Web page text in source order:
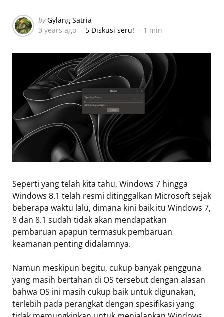
Posted
by
by Gylang Satria
3 years ago
5 Diskusi seru! 1 min
Seperti yang telah kita tahu, Windows 7 hingga
Windows 8.1 telah resmi ditinggalkan Microsoft sejak
beberapa waktu lalu, dimana kini baik itu Windows 7,
8 dan 8.1 sudah tidak akan mendapatkan
pembaruan apapun termasuk pembaruan
keamanan penting didalamnya.
Namun meskipun begitu, cukup banyak pengguna
yang masih bertahan di OS tersebut dengan alasan
bahwa OS ini masih cukup baik untuk digunakan,
terlebih pada perangkat dengan spesifikasi yang